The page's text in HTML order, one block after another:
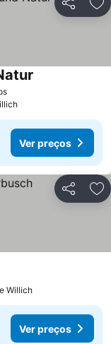
Partilhar
Ver preços
Partilhar
Willich
Ver preços